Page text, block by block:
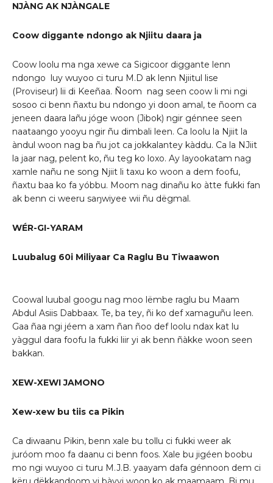
NJÀNG AK NJÀNGALE
Coow diggante ndongo ak Njiitu daara ja
Coow loolu ma nga xewe ca Sigicoor diggante lenn
ndongo luy wuyoo ci turu M.D ak lenn Njiitul lise
(Proviseur) lii di Keeñaa. Ñoom nag seen coow li mi ngi
sosoo ci benn ñaxtu bu ndongo yi doon amal, te ñoom ca
jeneen daara lañu jóge woon (Jibok) ngir génnee seen
naataango yooyu ngir ñu dimbali leen. Ca loolu la Njiit la
àndul woon nag ba ñu jot ca jokkalantey kàddu. Ca la NJiit
la jaar nag, pelent ko, ñu teg ko loxo. Ay layookatam nag
xamle nañu ne song Njiit li taxu ko woon a dem foofu,
ñaxtu baa ko fa yóbbu. Moom nag dinañu ko àtte fukki fan
ak benn ci weeru saŋwiyee wii ñu dëgmal.
WÉR-GI-YARAM
Luubalug 60i Miliyaar Ca Raglu Bu Tiwaawon
Coowal luubal googu nag moo lëmbe raglu bu Maam
Abdul Asiis Dabbaax. Te, ba tey, ñi ko def xamaguñu leen.
Gaa ñaa ngi jéem a xam ñan ñoo def loolu ndax kat lu
yàggul dara foofu la fukki liir yi ak benn ñàkke woon seen
bakkan.
XEW-XEWI JAMONO
Xew-xew bu tiis ca Pikin
Ca diwaanu Pikin, benn xale bu tollu ci fukki weer ak
juróom moo fa daanu ci benn foos. Xale bu jigéen boobu
mo ngi wuyoo ci turu M.J.B. yaayam dafa génnoon dem ci